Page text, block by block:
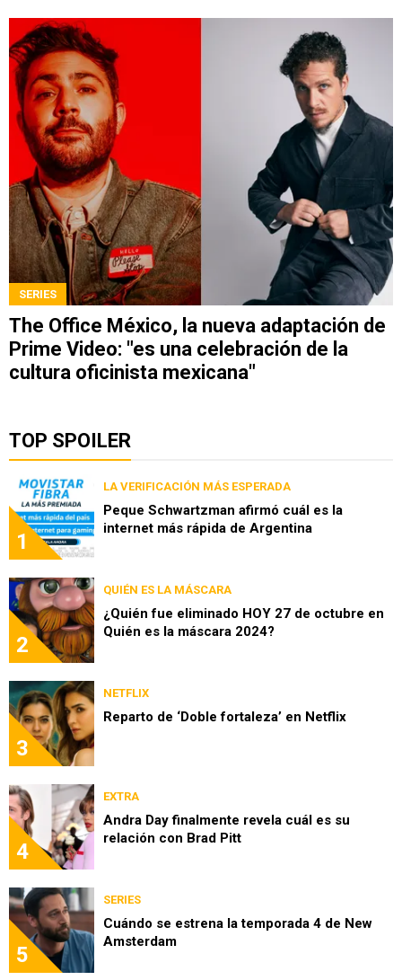
SERIES
The Office México, la nueva adaptación de
Prime Video: "es una celebración de la
cultura oficinista mexicana"
TOP SPOILER
1
LA VERIFICACIÓN MÁS ESPERADA
Peque Schwartzman afirmó cuál es la
internet más rápida de Argentina
2
QUIÉN ES LA MÁSCARA
¿Quién fue eliminado HOY 27 de octubre en
Quién es la máscara 2024?
3
NETFLIX
Reparto de ‘Doble fortaleza’ en Netflix
4
EXTRA
Andra Day finalmente revela cuál es su
relación con Brad Pitt
5
SERIES
Cuándo se estrena la temporada 4 de New
Amsterdam